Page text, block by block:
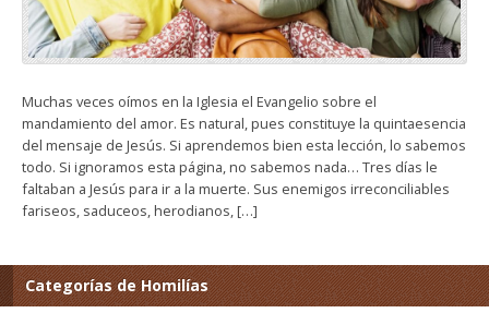
Muchas veces oímos en la Iglesia el Evangelio sobre el
mandamiento del amor. Es natural, pues constituye la quintaesencia
del mensaje de Jesús. Si aprendemos bien esta lección, lo sabemos
todo. Si ignoramos esta página, no sabemos nada… Tres días le
faltaban a Jesús para ir a la muerte. Sus enemigos irreconciliables
fariseos, saduceos, herodianos, […]
Categorías de Homilías